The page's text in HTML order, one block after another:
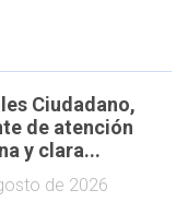
Ciudadano,
de atención
y clara...
de 2026